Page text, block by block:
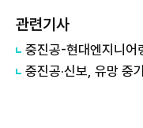
관련기사